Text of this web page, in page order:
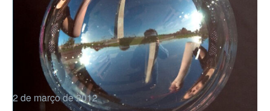
2 de março de 2012